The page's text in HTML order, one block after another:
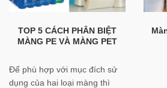
TOP 5 CÁCH PHÂN BIỆT
MÀNG PE VÀ MÀNG PET
Để phù hợp với mục đích sử
dụng của hai loại màng thì